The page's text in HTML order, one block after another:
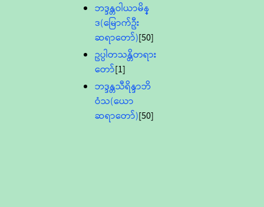
ဘဒ္ဒန္တဝါယာမိန္
ဒ(မြောက်ဦး
ဆရာတော်)[50]
ဥပ္ပါတသန္တိတရား
တော်[1]
ဘဒ္ဒန္တသီရိန္ဒာဘိ
ဝံသ(ယော
ဆရာတော်)[50]